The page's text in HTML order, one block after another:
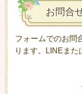
お問合
フォームでのお問
ります。LINEま